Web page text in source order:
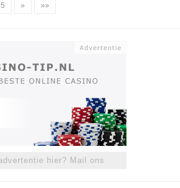
5 » »»
hier? Mail ons